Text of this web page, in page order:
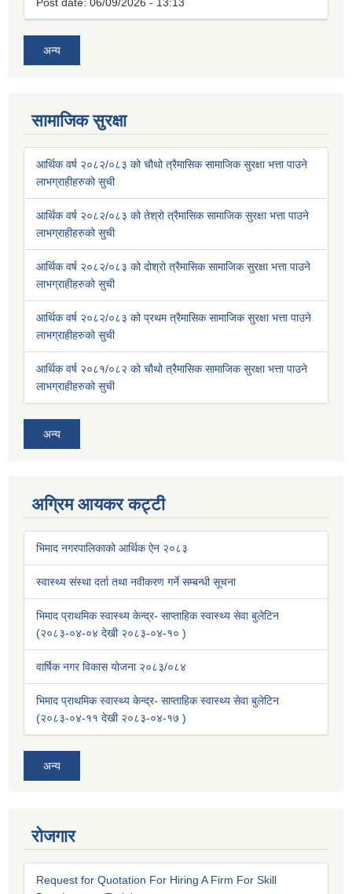
Post date: 06/09/2026 - 13:13
अन्य
सामाजिक सुरक्षा
आर्थिक वर्ष २०८२/०८३ को चौथो त्रैमासिक सामाजिक सुरक्षा भत्ता पाउने
लाभग्राहीहरुको सुची
आर्थिक वर्ष २०८२/०८३ को तेश्रो त्रैमासिक सामाजिक सुरक्षा भत्ता पाउने
लाभग्राहीहरुको सुची
आर्थिक वर्ष २०८२/०८३ को दोश्रो त्रैमासिक सामाजिक सुरक्षा भत्ता पाउने
लाभग्राहीहरुको सुची
आर्थिक वर्ष २०८२/०८३ को प्रथम त्रैमासिक सामाजिक सुरक्षा भत्ता पाउने
लाभग्राहीहरुको सुची
आर्थिक वर्ष २०८१/०८२ को चौथो त्रैमासिक सामाजिक सुरक्षा भत्ता पाउने
लाभग्राहीहरुको सुची
अन्य
अग्रिम आयकर कट्टी
भिमाद नगरपालिकाको आर्थिक ऐन २०८३
स्वास्थ्य संस्था दर्ता तथा नवीकरण गर्ने सम्बन्धी सूचना
भिमाद प्राथमिक स्वास्थ्य केन्द्र- साप्ताहिक स्वास्थ्य सेवा बुलेटिन
(२०८३-०४-०४ देखी २०८३-०४-१० )
वार्षिक नगर विकास योजना २०८३/०८४
भिमाद प्राथमिक स्वास्थ्य केन्द्र- साप्ताहिक स्वास्थ्य सेवा बुलेटिन
(२०८३-०४-११ देखी २०८३-०४-१७ )
अन्य
रोजगार
Request for Quotation For Hiring A Firm For Skill